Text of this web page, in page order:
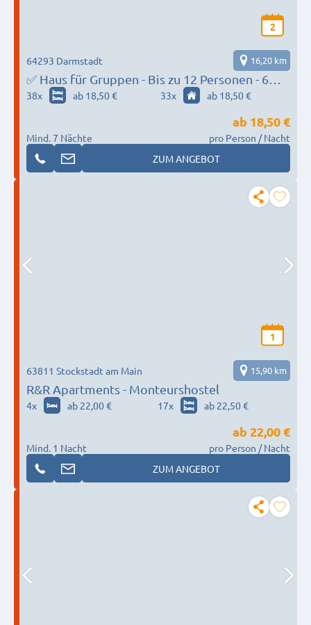
2
✅ Haus für Gruppen - Bis zu 12 Personen - 6
Schlafzimmer, große Küche, WLAN, Parkplätze
64293 Darmstadt 16,20 km
38x ab 18,50 € 33x ab 18,50 €
Mind. 7 Nächte
ab 18,50 €
pro Person / Nacht
ZUM ANGEBOT
1
R&R Apartments - Monteurshostel
63811 Stockstadt am Main 15,90 km
4x ab 22,00 € 17x ab 22,50 €
Mind. 1 Nacht
ab 22,00 €
pro Person / Nacht
ZUM ANGEBOT